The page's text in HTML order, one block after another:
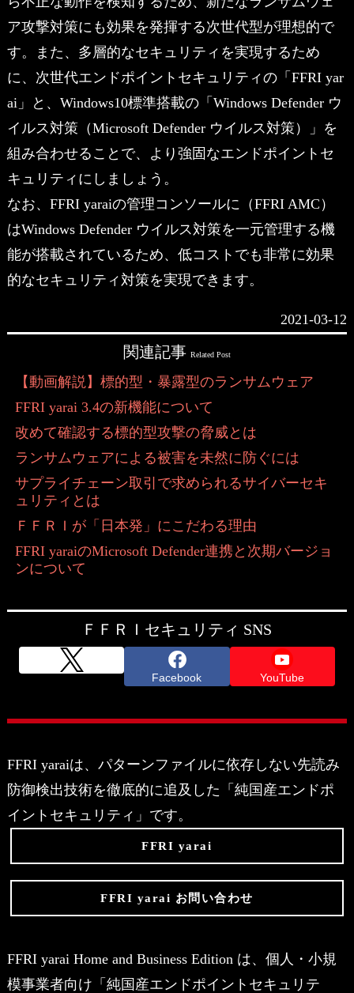
ア攻撃対策にも効果を発揮する次世代型が理想的で
す。また、多層的なセキュリティを実現するため
に、次世代エンドポイントセキュリティの「FFRI yar
ai」と、Windows10標準搭載の「Windows Defender ウ
イルス対策（Microsoft Defender ウイルス対策）」を
組み合わせることで、より強固なエンドポイントセ
キュリティにしましょう。
なお、FFRI yaraiの管理コンソールに（FFRI AMC）
はWindows Defender ウイルス対策を一元管理する機
能が搭載されているため、低コストでも非常に効果
的なセキュリティ対策を実現できます。
2021-03-12
関連記事 Related Post
【動画解説】標的型・暴露型のランサムウェア
FFRI yarai 3.4の新機能について
改めて確認する標的型攻撃の脅威とは
ランサムウェアによる被害を未然に防ぐには
サプライチェーン取引で求められるサイバーセキ
ュリティとは
ＦＦＲＩが「日本発」にこだわる理由
FFRI yaraiのMicrosoft Defender連携と次期バージョ
ンについて
ＦＦＲＩセキュリティ SNS
Facebook YouTube
FFRI yaraiは、パターンファイルに依存しない先読み
防御検出技術を徹底的に追及した「純国産エンドポ
イントセキュリティ」です。
FFRI yarai
FFRI yarai お問い合わせ
FFRI yarai Home and Business Edition は、個人・小規
模事業者向け「純国産エンドポイントセキュリテ